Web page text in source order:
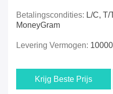
Betalingscondities: L/C, T/
MoneyGram
Levering Vermogen:
Krijg Beste Prijs